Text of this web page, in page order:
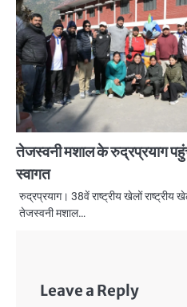
तेजस्वनी मशाल के रुद्रप्रयाग
स्वागत
रुद्रप्रयाग। 38वें राष्ट्रीय खेलों राष्ट्रीय
तेजस्वनी मशाल…
Leave a Reply